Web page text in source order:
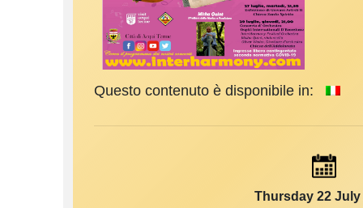
Questo contenuto è disponibile in:
Thursday 22 July